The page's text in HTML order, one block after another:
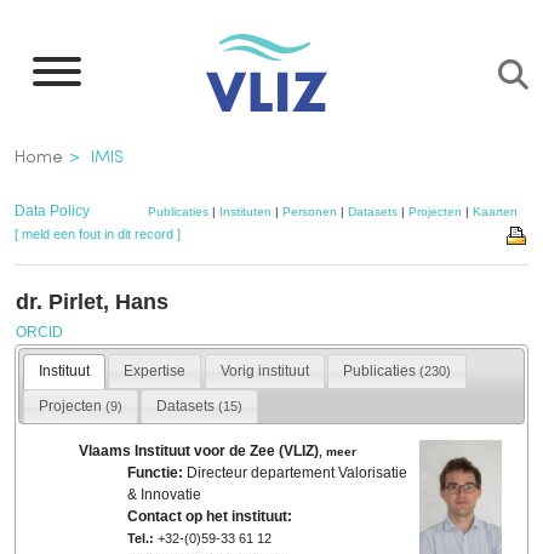
naar
inhoud
gaan
Kruimelpad
Home IMIS
Data Policy Publicaties| Instituten | Personen | Datasets| Projecten | Kaarten
[ meld een fout in dit record ]
dr. Pirlet, Hans
ORCID
Instituut Expertise Vorig instituut Publicaties (230)
Projecten (9) Datasets(15)
Vlaams Instituut voor de Zee (VLIZ) ,meer
Functie: Directeur departement Valorisatie
& Innovatie
Contact op het instituut:
Tel.: +32-(0)59-33 61 12